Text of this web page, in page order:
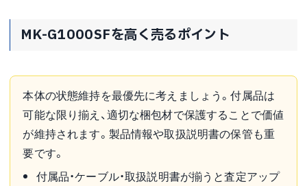
MK-G1000SFを高く売るポイント
本体の状態維持を最優先に考えましょう。付属品は
可能な限り揃え、適切な梱包材で保護することで価値
が維持されます。製品情報や取扱説明書の保管も重
要です。
付属品・ケーブル・取扱説明書が揃うと査定アップ